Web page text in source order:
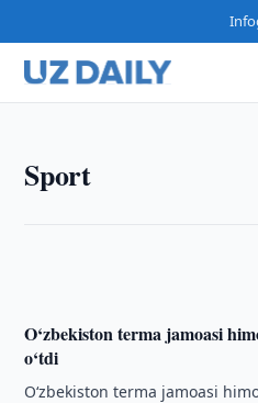
Sport
“Neftchi” Fransiya Ligasi
qo‘shib oldi
O‘zbekiston terma jamoasi
o‘tdi
O‘zbekiston terma jamoasi